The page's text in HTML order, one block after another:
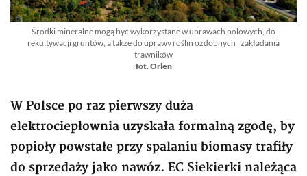
Środki mineralne mogą być wykorzystane w uprawach polowych, do
rekultywacji gruntów, a także do uprawy roślin ozdobnych i zakładania
trawników
fot. Orlen
W Polsce po raz pierwszy duża
elektrociepłownia uzyskała formalną zgodę, by
popioły powstałe przy spalaniu biomasy trafiły
do sprzedaży jako nawóz. EC Siekierki należąca